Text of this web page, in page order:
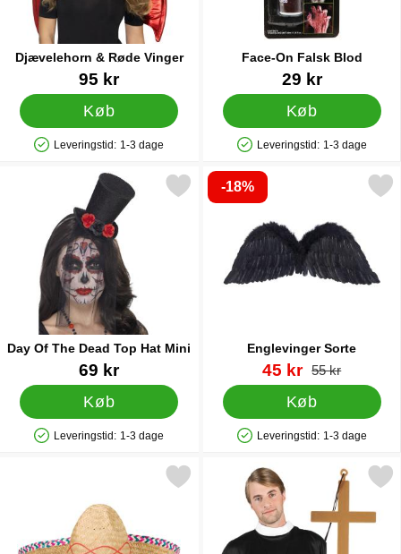
Djævelehorn & Røde Vinger
Varenr 1608995 kr
Køb
Produkttilgængelighed: På lager
Leveringstid: 1-3 dage
Face-On Falsk Blod
29 kr
Køb
Produkttilgængelighed: På lager
Leveringstid: 1-3 dage
Day Of The Dead Top Hat Mini
Varenr 1611769 kr
Køb
Produkttilgængelighed: På lager
Leveringstid: 1-3 dage
Markér day Of The Dead Top Hat Mini som favorit
-18%
Englevinger Sorte
Varenr 24636
pris
45 kr pris
55 kr
Køb
Produkttilgængelighed: På lager
Leveringstid: 1-3 dage
Markér englevinger
Markér mexicansk Sombrero som favoritMarkér stort Guldkors